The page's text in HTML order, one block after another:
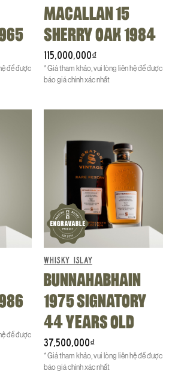
để được
MACALLAN 15
SHERRY OAK 1984
115,000,000₫
* Giá tham khảo, vui lòng liên hệ để được
báo giá chính xác nhất
để được
WHISKY ISLAY
BUNNAHABHAIN
1975 SIGNATORY
44 YEARS OLD
37,500,000₫
* Giá tham khảo, vui lòng liên hệ để được
báo giá chính xác nhất